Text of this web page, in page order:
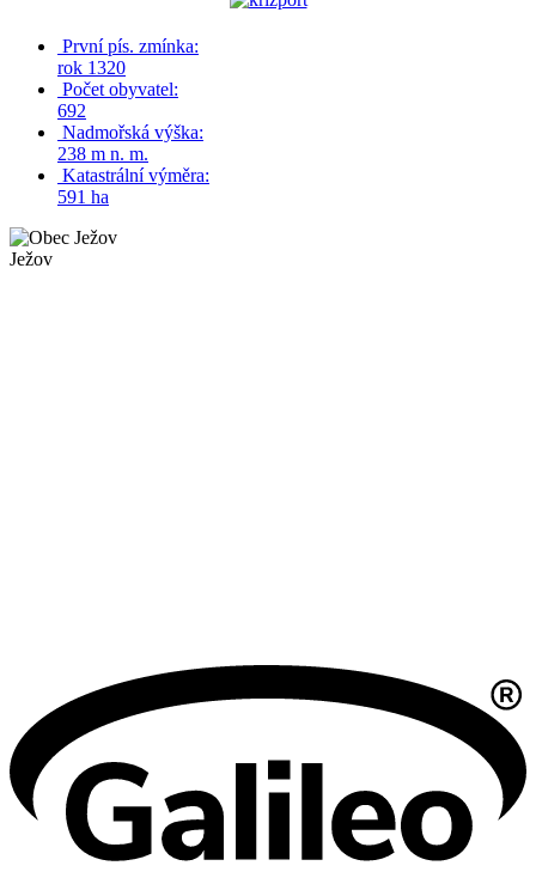
První pís. zmínka:
rok 1320
Počet obyvatel:
692
Nadmořská výška:
238 m n. m.
Katastrální výměra:
591 ha
Ježov